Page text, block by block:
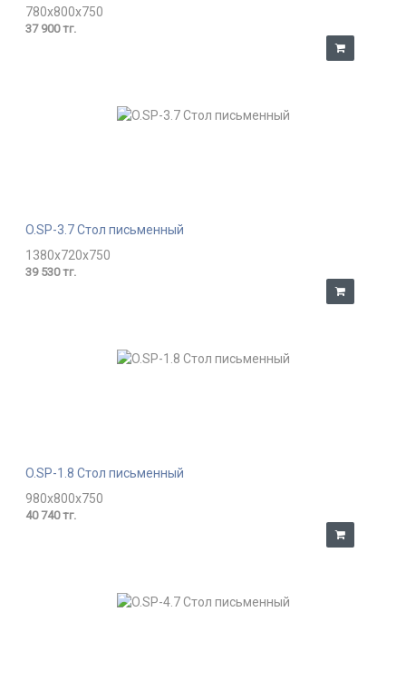
780x800x750
37 900 тг.
O.SP-3.7 Стол письменный
1380x720x750
39 530 тг.
O.SP-1.8 Стол письменный
980x800x750
40 740 тг.